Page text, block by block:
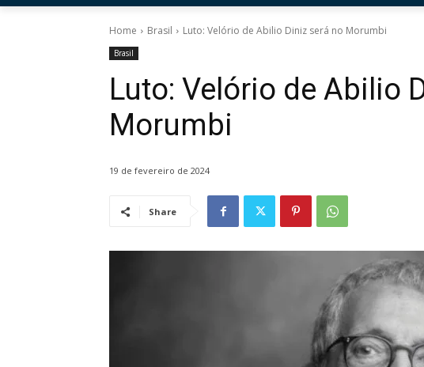
Home Brasil Luto: Velório de Abilio Diniz será no Morumbi
Brasil
Luto: Velório de Abilio
Morumbi
19 de fevereiro de 2024
Share